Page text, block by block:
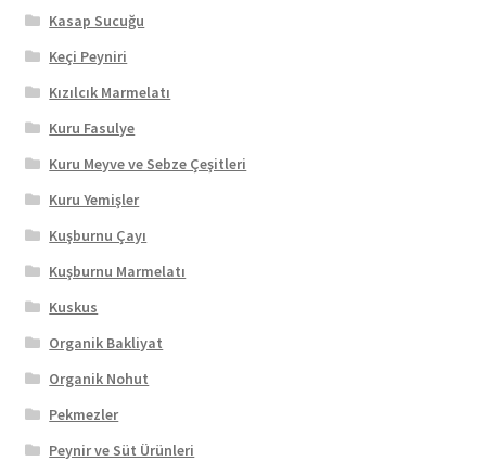
Kasap Sucuğu
Keçi Peyniri
Kızılcık Marmelatı
Kuru Fasulye
Kuru Meyve ve Sebze Çeşitleri
Kuru Yemişler
Kuşburnu Çayı
Kuşburnu Marmelatı
Kuskus
Organik Bakliyat
Organik Nohut
Pekmezler
Peynir ve Süt Ürünleri